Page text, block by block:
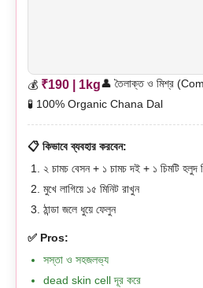
💰 ₹190 | 1kg👤 তৈলাক্ত ও মিশ্র
🧪 100% Organic Chana Dal
📋 কিভাবে ব্যবহার করবেন:
২ চামচ বেসন + ১ চামচ দই + ১ চিমটি হলুদ
মুখে লাগিয়ে ১৫ মিনিট রাখুন
ঠান্ডা জলে ধুয়ে ফেলুন
✅ Pros:
সস্তা ও সহজলভ্য
dead skin cell দূর করে